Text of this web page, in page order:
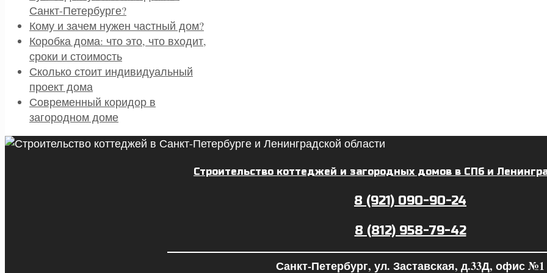
Санкт-Петербурге?
Кому и зачем нужен частный дом?
Коробка дома: что это, что входит,
сроки и стоимость
Сколько стоит индивидуальный
проект дома
Современный коридор в
загородном доме
Строительство коттеджей и загородных домов в СПб и
8 (921) 090-90-24
8 (812) 958-79-42
Санкт-Петербург, ул. Заставская, д.33Д, офис №1